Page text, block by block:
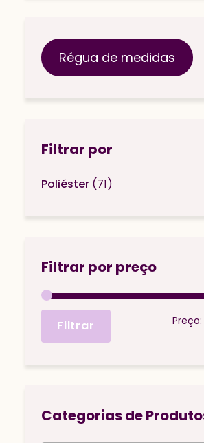
Régua de medidas
Filtrar por
Poliéster (71)
Filtrar por preço
Filtrar Preço:
Categorias de